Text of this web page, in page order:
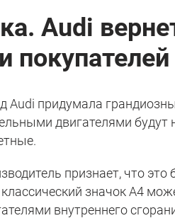
Audi
покупателей
Audi придумала
двигателями будут
признает, что
значок A4
внутреннего